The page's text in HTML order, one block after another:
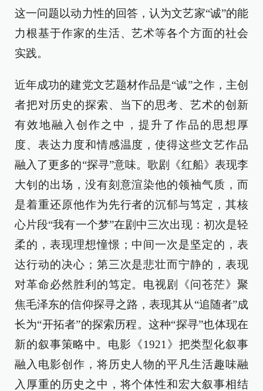
这一问题以动力性的回答，认为文艺家“诚”的能
力根基于作家的生活、艺术等各个方面的社会
实践。
近年成功的建党文艺题材作品是“诚”之作，主创
者把对历史的探索、当下的思考、艺术的创新
有效地融入创作之中，提升了作品的思想厚
度、表达力度和情感温度，使得这些文艺作品
融入了更多的“探寻”意味。歌剧《红船》表现李
大钊的出场，没有刻意渲染他的领袖气质，而
是着重还原他作为先行者的沉郁与笃定，其核
心片段“我有一个梦”在剧中三次出现：初次是轻
柔的，表现理想憧憬；中间一次是坚定的，表
达行动的决心；第三次是悲壮而宁静的，表现
对革命必然胜利的笃定。电视剧《问苍茫》聚
焦毛泽东的信仰探寻之路，表现其从“追随者”成
长为“开拓者”的探索历程。这种“探寻”也体现在
新的叙事策略中。电影《1921》把类型化叙事
融入电影创作，将历史人物的平凡生活趣味融
入厚重的历史之中，将个体性和宏大叙事相结